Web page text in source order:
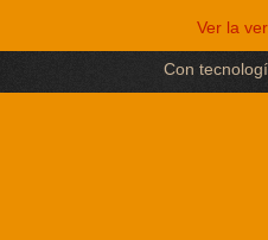
Ver la
Con